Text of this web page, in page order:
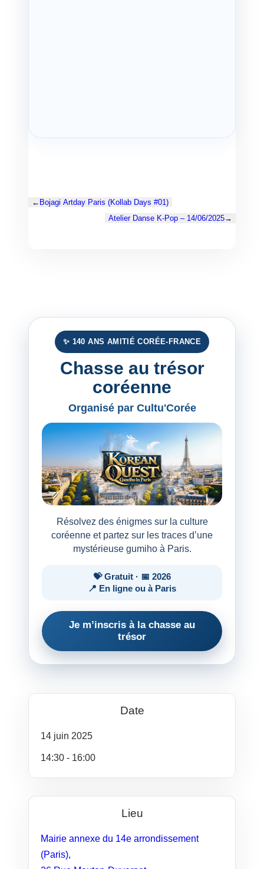
← Bojagi Artday Paris (Kollab Days #01)
Atelier Danse K-Pop – 14/06/2025→
✨ 140 ANS AMITIÉ CORÉE-FRANCE
Chasse au trésor
coréenne
Organisé par Cultu'Corée
Résolvez des énigmes sur la culture
coréenne et partez sur les traces d’une
mystérieuse gumiho à Paris.
💝 Gratuit · 📅 2026
📍 En ligne ou à Paris
Je m’inscris à la chasse au
trésor
Date
14 juin 2025
14:30 - 16:00
Lieu
Mairie annexe du 14e arrondissement
(Paris),